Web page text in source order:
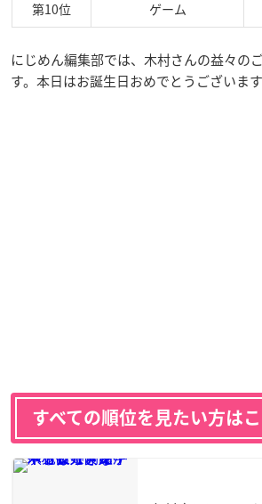
第10位 ゲーム
にじめん編集部では、木村さんの益々の
す。本日はお誕生日おめでとうございます
すべての順位を見たい方は